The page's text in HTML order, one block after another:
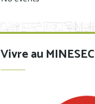
Vivre au MINESEC